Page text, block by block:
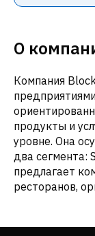
О
Компания
продукты и
уровне. Она
два сегмента:
предлагает
ресторанов,
терминалы,